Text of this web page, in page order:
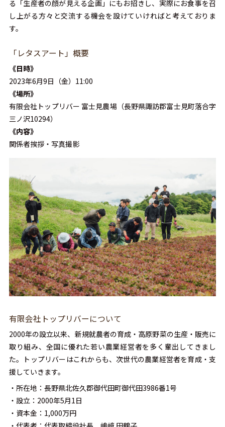
る「生産者の顔が見える企画」にもお招きし、実際にお食事を召
し上がる方々と交流する機会を設けていければと考えておりま
す。
「レタスアート」概要
《日時》
2023年6月9日（金）11:00
《場所》
有限会社トップリバー 富士見農場（長野県諏訪郡富士見町落合字
三ノ沢10294）
《内容》
関係者挨拶・写真撮影
有限会社トップリバーについて
2000年の設立以来、新規就農者の育成・高原野菜の生産・販売に
取り組み、全国に優れた若い農業経営者を多く輩出してきまし
た。トップリバーはこれからも、次世代の農業経営者を育成・支
援していきます。
・所在地：長野県北佐久郡御代田町御代田3986番1号
・設立：2000年5月1日
・資本金：1,000万円